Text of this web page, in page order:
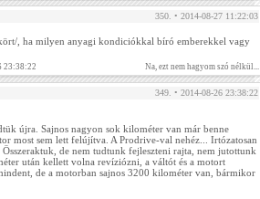
350. • 2014-08-27 11:22:03
, ha milyen anyagi kondiciókkal bíró emberekkel vagy
23:38:22 Na, ezt nem hagyom szó nélkül...
349. • 2014-08-26 23:38:22
újra. Sajnos nagyon sok kilométer van már benne
most sem lett felújítva. A Prodrive-val nehéz... Irtózatosan
de nem tudtunk fejleszteni rajta, nem jutottunk
után kellett volna revíziózni, a váltót és a motort
de a motorban sajnos 3200 kilométer van, bármikor